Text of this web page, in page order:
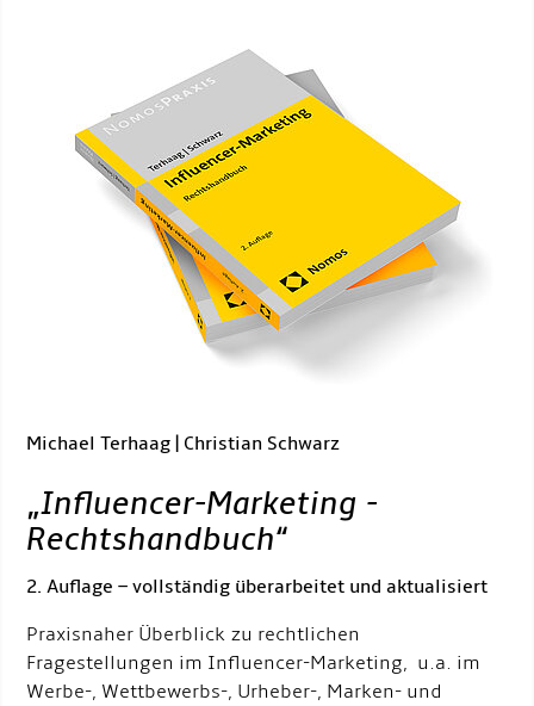
Michael Terhaag | Christian Schwarz
„Influencer-Marketing -
Rechtshandbuch“
2. Auflage – vollständig überarbeitet und aktualisiert
Praxisnaher Überblick zu rechtlichen
Fragestellungen im Influencer-Marketing, u.a. im
Werbe-, Wettbewerbs-, Urheber-, Marken- und